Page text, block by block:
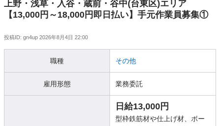
上野・浅草・入谷・蔵前・谷中(台東区)エリア
【13,000円～18,000円即日払い】手元作業員募集①
投稿ID: gn4up 2026年8月4日 22:00
職種 その他
雇用形態 業務委託
日給13,000円
型枠鉄筋材や仕上げ材、ボー